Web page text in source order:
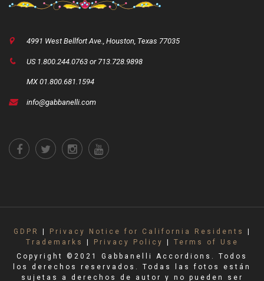
4991 West Bellfort Ave., Houston, Texas 77035
US 1.800.244.0763 or 713.728.9898
MX 01.800.681.1594
info@gabbanelli.com
GDPR Privacy Notice for California Residents
Trademarks
Privacy Policy
Terms of Use
Copyright ©2021 Gabbanelli Accordions. Todos
los derechos reservados. Todas las fotos están
sujetas a derechos de autor y no pueden ser